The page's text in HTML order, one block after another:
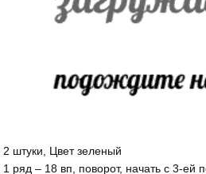
2 штуки, Цвет зеленый
1 ряд – 18 вп, поворот, начать с 3-ей